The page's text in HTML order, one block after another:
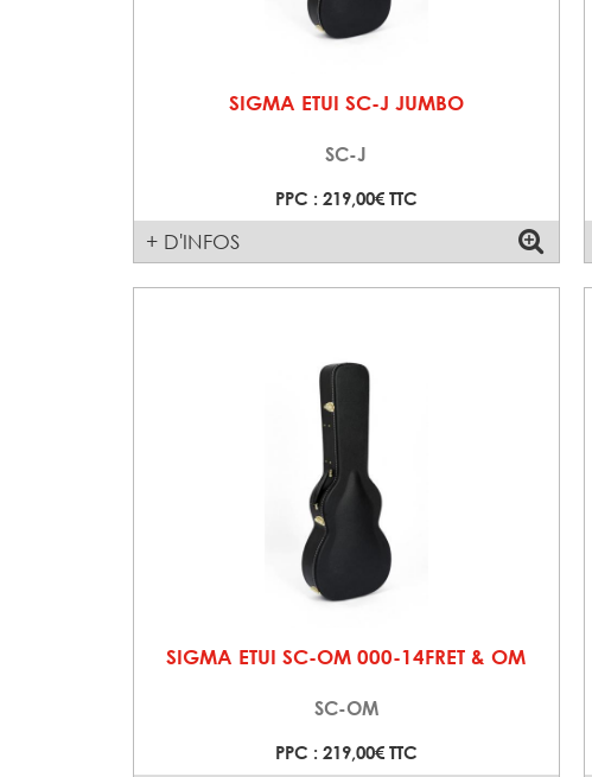
SIGMA ETUI SC-J JUMBO
SC-J
PPC : 219,00€ TTC
+ D'INFOS
SIGMA ETUI SC-OM 000-14FRET & OM
SC-OM
PPC : 219,00€ TTC